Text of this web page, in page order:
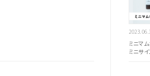
ミニマ
ミニサイ